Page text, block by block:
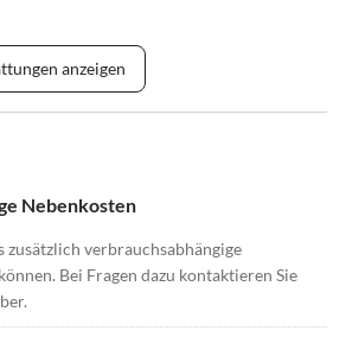
anzeigen
Nebenkosten
zusätzlich verbrauchsabhängige
Bei Fragen dazu kontaktieren Sie